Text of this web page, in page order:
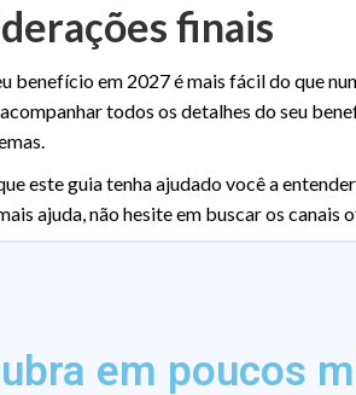
finais
benefício em 2027 é mais fácil do que
todos os detalhes do seu
este guia tenha ajudado você a entender
ajuda, não hesite em buscar os canais
em poucos